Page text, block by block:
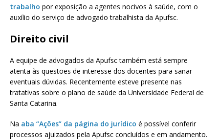
trabalho por exposição a agentes nocivos à saúde, com o
auxílio do serviço de advogado trabalhista da Apufsc.
Direito civil
A equipe de advogados da Apufsc também está sempre
atenta às questões de interesse dos docentes para sanar
eventuais dúvidas. Recentemente esteve presente nas
tratativas sobre o plano de saúde da Universidade Federal de
Santa Catarina.
Na aba “Ações” da página do jurídico é possível conferir
processos ajuizados pela Apufsc concluídos e em andamento.